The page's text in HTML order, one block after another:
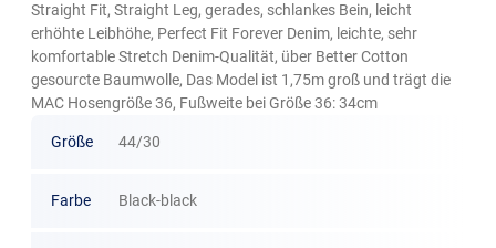
Straight Fit, Straight Leg, gerades, schlankes Bein, leicht
erhöhte Leibhöhe, Perfect Fit Forever Denim, leichte, sehr
komfortable Stretch Denim-Qualität, über Better Cotton
gesourcte Baumwolle, Das Model ist 1,75m groß und trägt die
MAC Hosengröße 36, Fußweite bei Größe 36: 34cm
Größe 44/30
Farbe Black-black